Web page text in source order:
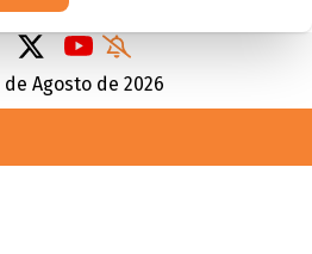
de Agosto de 2026